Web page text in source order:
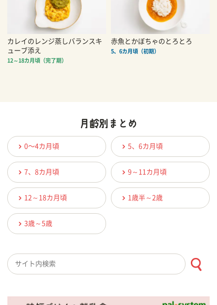
カレイのレンジ蒸しバランスキ
ューブ添え
12～18カ月頃（完了期）
赤魚とかぼちゃのとろとろ
5、6カ月頃（初期）
0〜4カ月頃 5、6カ月頃
7、8カ月頃 9～11カ月頃
12～18カ月頃 1歳半～2歳
3歳～5歳
検索キーワード入力